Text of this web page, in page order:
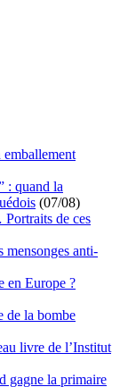
: quand la
(07/08)
de ces
mensonges anti-
en Europe ?
de la bombe
livre de l’Institut
gagne la primaire